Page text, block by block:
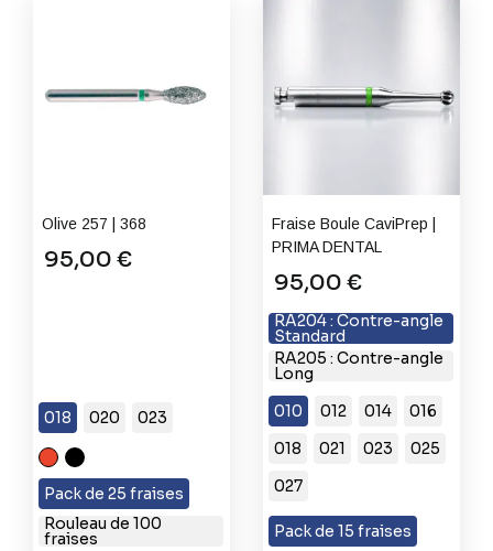
Olive 257 | 368
95,00 €
018 020 023
F
Grain
Fin
XC
Très
Gros
Grain
Pack de 25 fraises
Rouleau de 100
fraises
Fraise Boule CaviPrep |
PRIMA DENTAL
95,00 €
RA204 : Contre-angle
Standard
RA205 : Contre-angle
Long
010
012 014
016
018
021 023
025
027
Pack de 15 fraises